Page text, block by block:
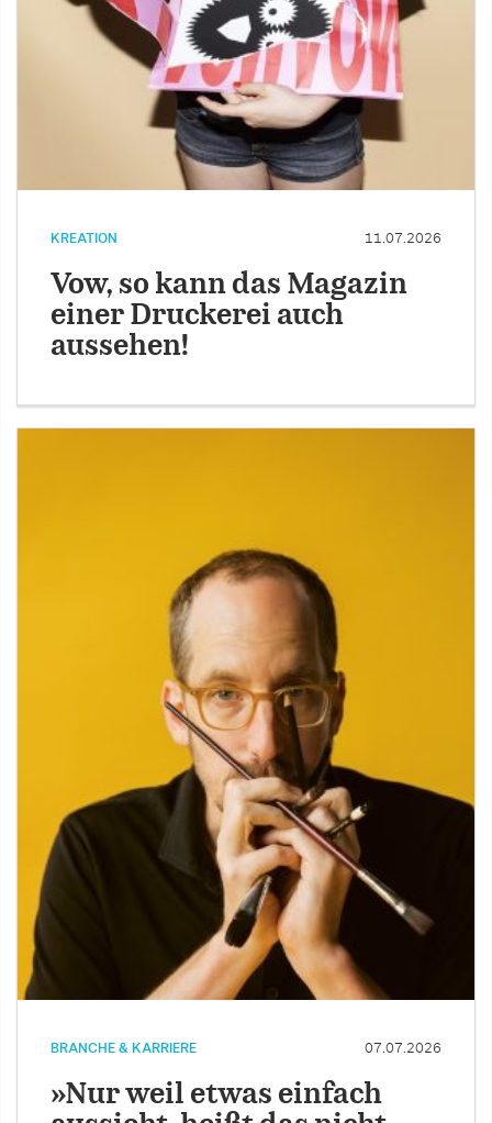
KREATION 11.07.2026
Vow, so kann das Magazin
einer Druckerei auch
aussehen!
BRANCHE & KARRIERE 07.07.2026
»Nur weil etwas einfach